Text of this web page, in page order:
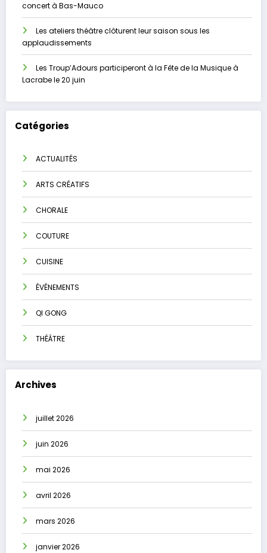
concert à Bas-Mauco
Les ateliers théâtre clôturent leur saison sous les
applaudissements
Les Troup’Adours participeront à la Fête de la Musique à
Lacrabe le 20 juin
Catégories
ACTUALITÉS
ARTS CRÉATIFS
CHORALE
COUTURE
CUISINE
ÉVÉNEMENTS
QI GONG
THÉÂTRE
Archives
juillet 2026
juin 2026
mai 2026
avril 2026
mars 2026
janvier 2026